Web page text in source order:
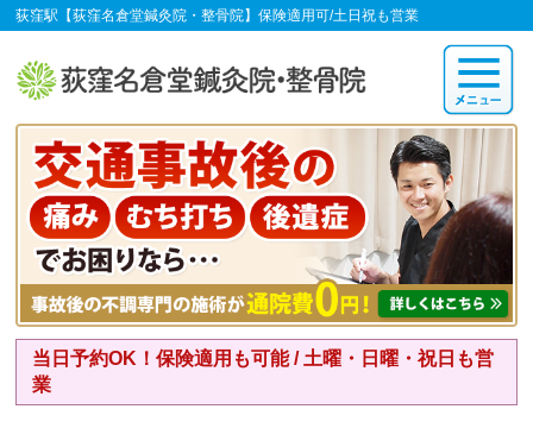
荻窪駅【荻窪名倉堂鍼灸院・整骨院】保険適用可/土日祝も営業
当日予約OK！保険適用も可能 / 土曜・日曜・祝日も営
業